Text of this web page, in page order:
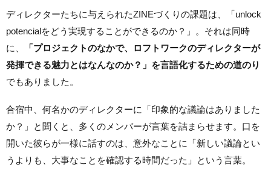
ディレクターたちに与えられたZINEづくりの課題は、「unlock
potencialをどう実現することができるのか？」。それは同時
に、
「プロジェクトのなかで、ロフトワークのディレクターが
発揮できる魅力とはなんなのか？」を言語化するための道のり
でもありました。
合宿中、何名かのディレクターに「印象的な議論はありました
か？」と聞くと、多くのメンバーが言葉を詰まらせます。口を
開いた彼らが一様に話すのは、意外なことに「新しい議論とい
うよりも、大事なことを確認する時間だった」という言葉。